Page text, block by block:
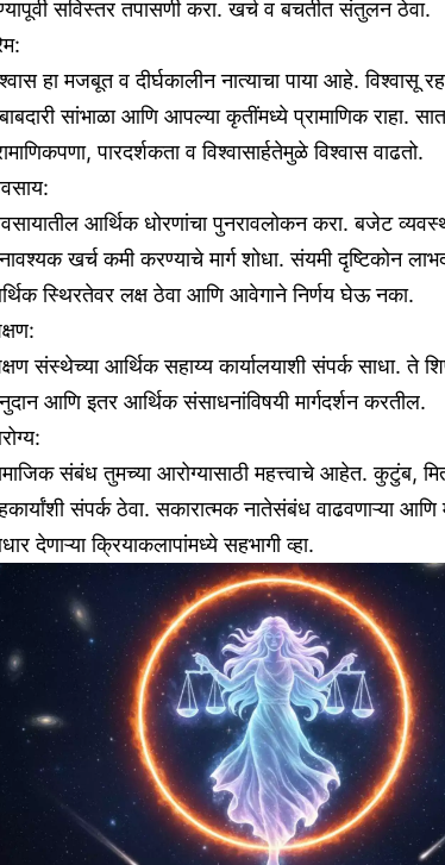
सविस्तर तपासणी करा. खर्च व बचतीत संतुलन ठेवा.
हा मजबूत व दीर्घकालीन नात्याचा पाया आहे. विश्वासू
सांभाळा आणि आपल्या कृतींमध्ये प्रामाणिक राहा.
पारदर्शकता व विश्वासार्हतेमुळे विश्वास वाढतो.
आर्थिक धोरणांचा पुनरावलोकन करा. बजेट
खर्च कमी करण्याचे मार्ग शोधा. संयमी दृष्टिकोन
स्थिरतेवर लक्ष ठेवा आणि आवेगाने निर्णय घेऊ नका.
संस्थेच्या आर्थिक सहाय्य कार्यालयाशी संपर्क साधा. ते
आणि इतर आर्थिक संसाधनांविषयी मार्गदर्शन करतील.
संबंध तुमच्या आरोग्यासाठी महत्त्वाचे आहेत. कुटुंब,
संपर्क ठेवा. सकारात्मक नातेसंबंध वाढवणाऱ्या आणि
देणाऱ्या क्रियाकलापांमध्ये सहभागी व्हा.